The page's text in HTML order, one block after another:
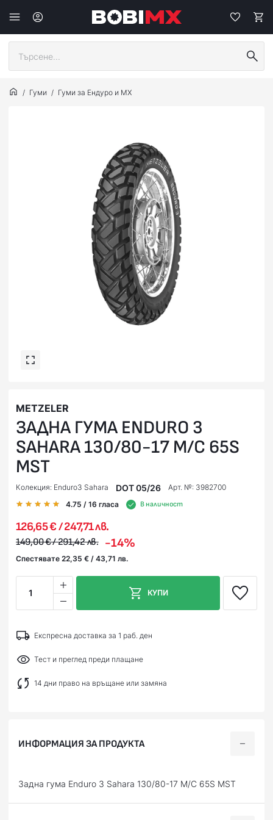
Гуми Гуми за Ендуро и МХ
METZELER
ЗАДНА ГУМА ENDURO 3
SAHARA 130/80-17 M/C 65S
MST
Колекция: Enduro3 Sahara DOT 05/26
Арт. №: 3982700
4.75 / 16 гласа В наличност
126,65 € / 247,71 лв.
149,00 € / 291,42 лв. -14%
Спестявате 22,35 € / 43,71 лв.
1 КУПИ
Експресна доставка за 1 раб. ден
Тест и преглед преди плащане
14 дни право на връщане или замяна
ИНФОРМАЦИЯ ЗА ПРОДУКТА
Задна гума Enduro 3 Sahara 130/80-17 M/C 65S MST